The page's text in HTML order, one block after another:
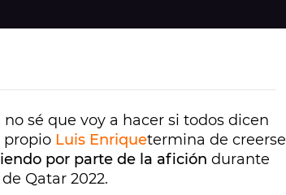
sé que voy a hacer si todos dicen
propio Luis Enriquetermina de creerse
por parte de la afición durante
Qatar 2022.